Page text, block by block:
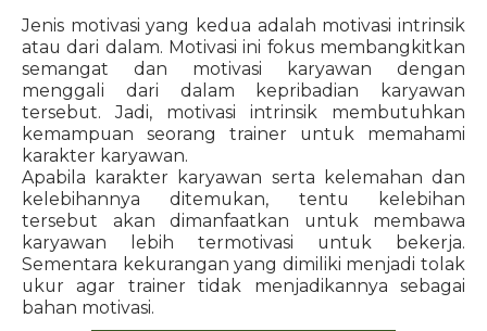
Jenis motivasi yang kedua adalah motivasi intrinsik
atau dari dalam. Motivasi ini fokus membangkitkan
semangat dan motivasi karyawan dengan
menggali dari dalam kepribadian karyawan
tersebut. Jadi, motivasi intrinsik membutuhkan
kemampuan seorang trainer untuk memahami
karakter karyawan.
Apabila karakter karyawan serta kelemahan dan
kelebihannya ditemukan, tentu kelebihan
tersebut akan dimanfaatkan untuk membawa
karyawan lebih termotivasi untuk bekerja.
Sementara kekurangan yang dimiliki menjadi tolak
ukur agar trainer tidak menjadikannya sebagai
bahan motivasi.